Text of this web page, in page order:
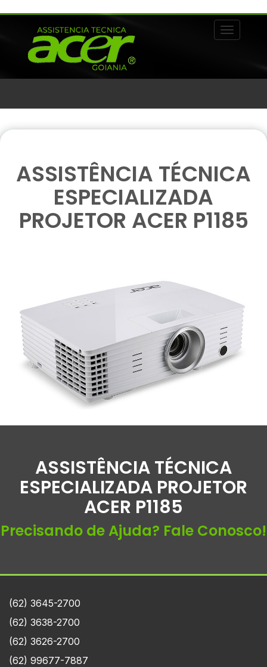
Alternar
ASSISTÊNCIA TÉCNICA
ESPECIALIZADA
PROJETOR ACER P1185
ASSISTÊNCIA TÉCNICA
ESPECIALIZADA PROJETOR
ACER P1185
Precisando de Ajuda? Fale Conosco!
(62) 3645-2700
(62) 3638-2700
(62) 3626-2700
(62) 99677-7887